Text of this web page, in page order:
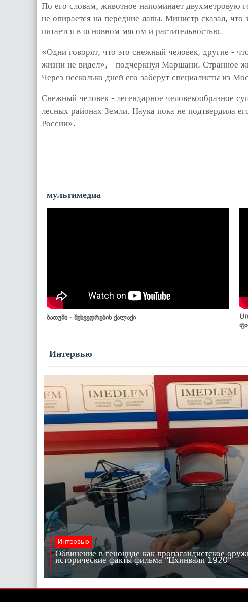
По его словам, животное напоминает двухметровую
не опирается на передние лапы. Министр сказал, что
питается в основном мясом и растительностью.
«Одни говорят, что это снежный человек, другие -
жизни не видел», - подчеркнул Маршани. Странное
Через несколько дней его заберут специалисты из
Снежный человек - легендарное человекообразное
лесных районах Земли. Наука пока не подтвердила
России».
мультимедиа
ბათუმი - შეხვედრების ქალაქი
Интервью
Интервью
Обвинение в геноциде как пропагандистское
исторические факты фильма "Цхинвали 1920"